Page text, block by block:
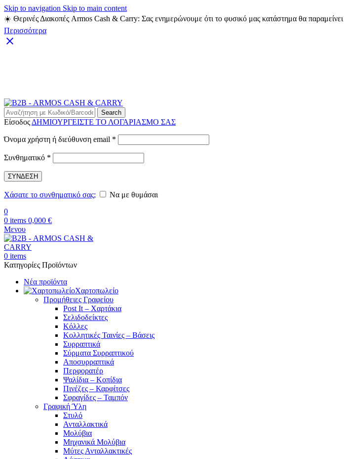
Skip to navigation Skip to main content
☀️ Θερινές Διακοπές Armos Cash & Carry: Σας ενημερώνουμε ότι το φυσικό μας κατάστημα θα παραμείνει
Περισσότερα
Search
Είσοδος ΔΗΜΙΟΥΡΓΕΙΣΤΕ ΤΟ ΛΟΓΑΡΙΑΣΜΟ ΣΑΣ
Όνομα χρήστη ή διεύθυνση email *
Συνθηματικό *
ΣΥΝΔΕΣΗ
Χάσατε το συνθηματικό σας;
Να με θυμάσαι
0
0 items 0,000 €
Μενου
0 items
Κατηγορίες Προϊόντων
Νέα προϊόντα
Χαρτοπωλείο
Προμήθειες Γραφείου
Post It – Χαρτάκια
Σελιδοδείκτες
Κόλλες
Κολλητικές Ταινίες – Βάσεις
Συρραπτικά
Σύρματα Συρραπτικού
Αποσυρραπτικά
Περφορατέρ
Ψαλίδια – Κοπίδια
Πινέζες – Καρφίτσες
Σφραγίδες – Ταμπόν
Γραφική Ύλη
Στυλό
Ανταλλακτικά
Μολύβια
Μηχανικά Μολύβια
Μύτες Ανταλλακτικές